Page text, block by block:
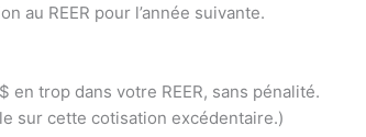
au REER pour l’année suivante.
en trop dans votre REER, sans pénalité.
sur cette cotisation excédentaire.)